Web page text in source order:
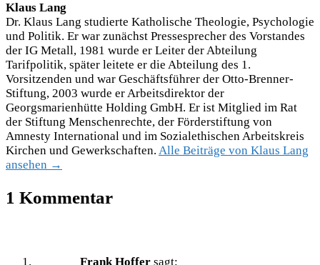
Klaus Lang
Dr. Klaus Lang studierte Katholische Theologie, Psychologie
und Politik. Er war zunächst Pressesprecher des Vorstandes
der IG Metall, 1981 wurde er Leiter der Abteilung
Tarifpolitik, später leitete er die Abteilung des 1.
Vorsitzenden und war Geschäftsführer der Otto-Brenner-
Stiftung, 2003 wurde er Arbeitsdirektor der
Georgsmarienhütte Holding GmbH. Er ist Mitglied im Rat
der Stiftung Menschenrechte, der Förderstiftung von
Amnesty International und im Sozialethischen Arbeitskreis
Kirchen und Gewerkschaften. Alle Beiträge von Klaus Lang
ansehen →
1 Kommentar
Frank Hoffer sagt: